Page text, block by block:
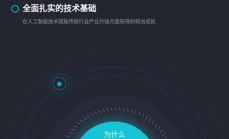
全面扎实的技术基础
在人工智能技术赋能传统行业产业升级方面获得的相当成就
为什么